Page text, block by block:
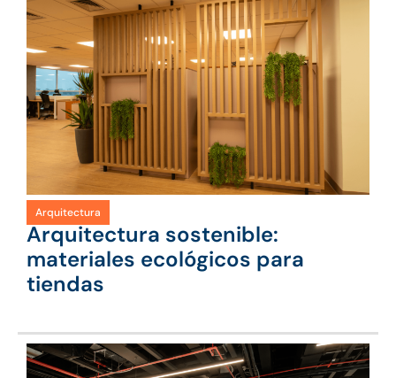
Arquitectura
Arquitectura sostenible:
materiales ecológicos para
tiendas